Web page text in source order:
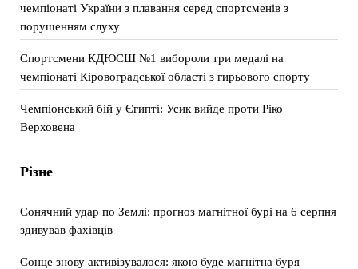
чемпіонаті України з плавання серед спортсменів з
порушенням слуху
Спортсмени КДЮСШ №1 вибороли три медалі на
чемпіонаті Кіровоградської області з гирьового спорту
Чемпіонський бій у Єгипті: Усик вийде проти Ріко
Верховена
Різне
Сонячний удар по Землі: прогноз магнітної бурі на 6 серпня
здивував фахівців
Сонце знову активізувалося: якою буде магнітна буря